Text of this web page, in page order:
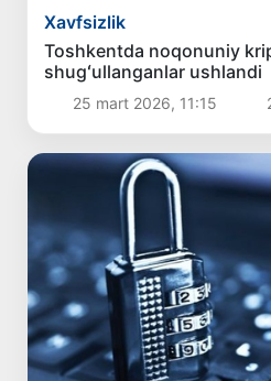
Xavfsizlik
Toshkentda noqonuniy
shugʻullanganlar ushlandi
25 mart 2026, 11:15